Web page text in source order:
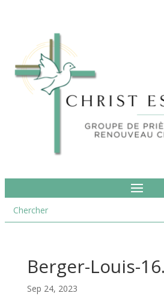
Berger-Louis-
Sep 24, 2023